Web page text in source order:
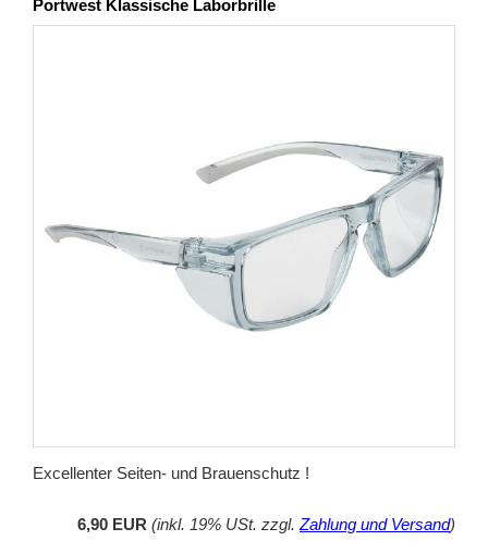
Portwest Klassische Laborbrille
Excellenter Seiten- und Brauenschutz !
6,90 EUR (inkl. 19% USt. zzgl. Zahlung und Versand)